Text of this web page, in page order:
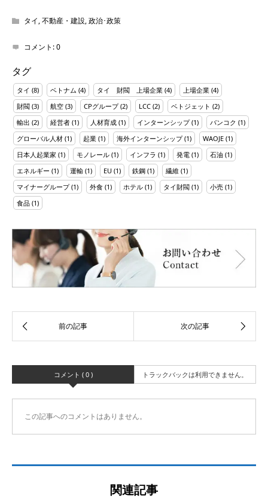
タイ,不動産・建設,政治･政策
コメント:0
タグ
タイ (8) ベトナム (4) タイ 財閥 上場企業 (4) 上場企業 (4)
財閥 (3) 航空 (3) CPグループ(2) LCC (2) ベトジェット (2)
輸出 (2) 経営者 (1) 人材育成 (1) インターンシップ(1) バンコク (1)
グローバル人材 (1) 起業 (1) 海外インターンシップ(1) WAOJE (1)
日本人起業家 (1) モノレール (1) インフラ (1) 発電 (1) 石油 (1)
エネルギー (1) 運輸 (1) EU (1) 鉄鋼 (1) 繊維 (1)
マイナーグループ(1) 外食 (1) ホテル (1) タイ財閥 (1) 小売 (1)
食品 (1)
コメント ( 0 ) トラックバックは利用できません。
この記事へのコメントはありません。
関連記事